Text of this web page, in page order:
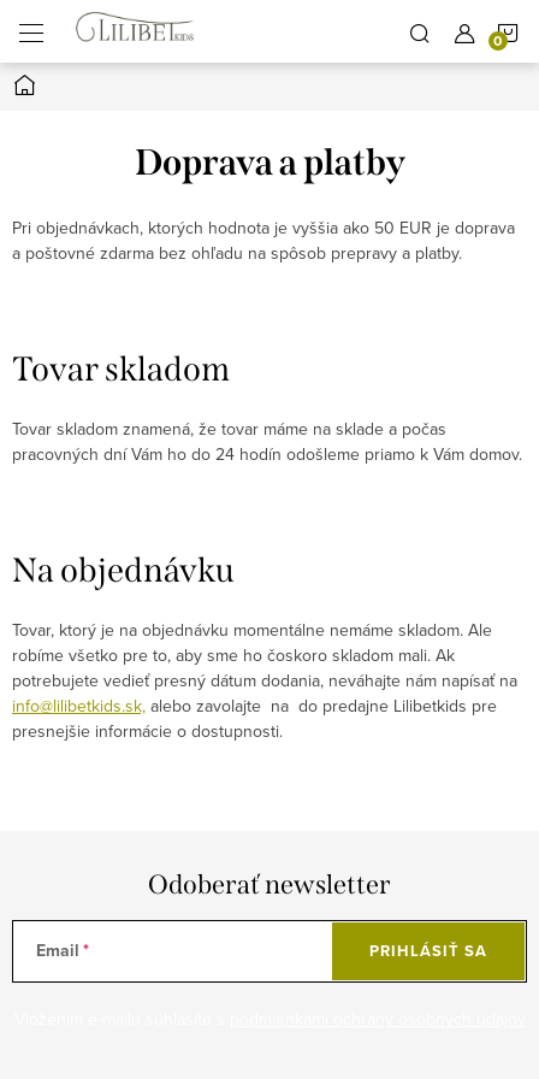
obsah
Domov
Doprava a platby
Pri objednávkach, ktorých hodnota je vyššia ako 50 EUR je doprava
a poštovné zdarma bez ohľadu na spôsob prepravy a platby.
Tovar skladom
Tovar skladom znamená, že tovar máme na sklade a počas
pracovných dní Vám ho do 24 hodín odošleme priamo k Vám domov.
Na objednávku
Tovar, ktorý je na objednávku momentálne nemáme skladom. Ale
robíme všetko pre to, aby sme ho čoskoro skladom mali. Ak
potrebujete vedieť presný dátum dodania, neváhajte nám napísať na
info@lilibetkids.sk, alebo zavolajte na do predajne Lilibetkids pre
presnejšie informácie o dostupnosti.
Odoberať newsletter
Email PRIHLÁSIŤ SA